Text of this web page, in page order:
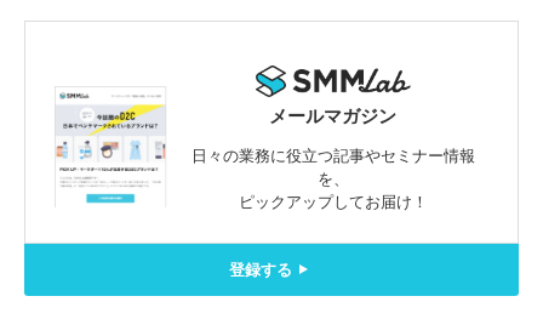
メールマガジン
日々の業務に役立つ記事やセミナー情報
を、
ピックアップしてお届け！
登録する